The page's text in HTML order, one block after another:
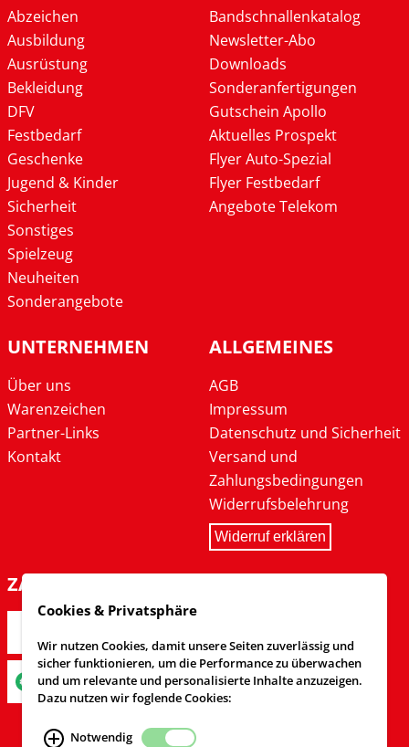
Abzeichen
Ausbildung
Ausrüstung
Bekleidung
DFV
Festbedarf
Geschenke
Jugend & Kinder
Sicherheit
Sonstiges
Spielzeug
Neuheiten
Sonderangebote
Bandschnallenkatalog
Newsletter-Abo
Downloads
Sonderanfertigungen
Gutschein Apollo
Aktuelles Prospekt
Flyer Auto-Spezial
Flyer Festbedarf
Angebote Telekom
UNTERNEHMEN
Über uns
Warenzeichen
Partner-Links
Kontakt
ALLGEMEINES
AGB
Impressum
Datenschutz und Sicherheit
Versand und
Zahlungsbedingungen
Widerrufsbelehrung
Widerruf erklären
ZAHLARTEN
Cookies & Privatsphäre
Wir nutzen Cookies, damit unsere Seiten zuverlässig und
sicher funktionieren, um die Performance zu überwachen
und um relevante und personalisierte Inhalte anzuzeigen.
Dazu nutzen wir foglende Cookies:
Notwendig